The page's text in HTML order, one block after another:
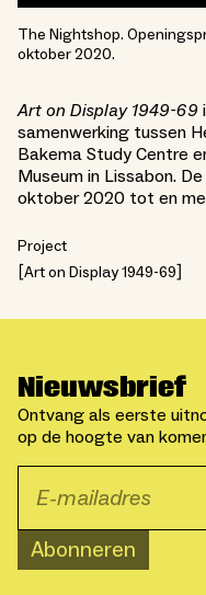
The Nightshop.
oktober 2020.
Art on Display 1949-69
samenwerking tussen
Bakema Study Centre
Museum in Lissabon.
oktober 2020 tot en
Project
Art on Display 1949-69
Nieuwsbrief
Ontvang als eerste
op de hoogte van
Abonneren